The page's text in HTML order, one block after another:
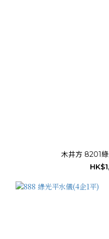
木井方 8201